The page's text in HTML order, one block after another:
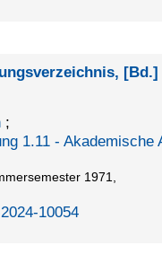
;
1.11 - Akademische
1971,
10054